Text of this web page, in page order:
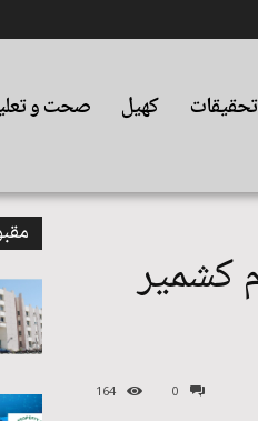
تحقیقات کھیل صحت و
کشمیر
0
164